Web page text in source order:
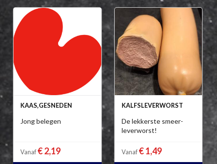
KAAS,GESNEDEN
Jong belegen
Vanaf € 2,19
KALFSLEVERWORST
De lekkerste smeer-
leverworst!
Vanaf € 1,49